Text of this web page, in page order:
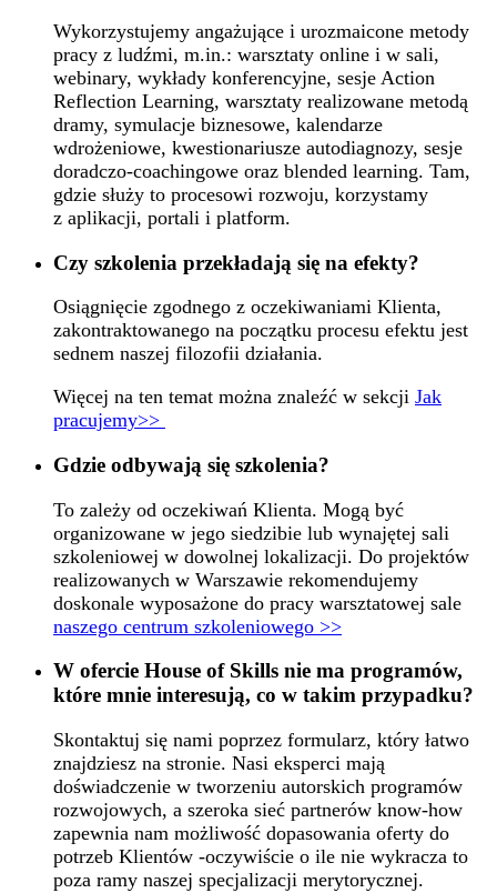
Wykorzystujemy angażujące i urozmaicone metody
pracy z ludźmi, m.in.: warsztaty online i w sali,
webinary, wykłady konferencyjne, sesje Action
Reflection Learning, warsztaty realizowane metodą
dramy, symulacje biznesowe, kalendarze
wdrożeniowe, kwestionariusze autodiagnozy, sesje
doradczo-coachingowe oraz blended learning. Tam,
gdzie służy to procesowi rozwoju, korzystamy
z aplikacji, portali i platform.
Czy szkolenia przekładają się na efekty?
Osiągnięcie zgodnego z oczekiwaniami Klienta,
zakontraktowanego na początku procesu efektu jest
sednem naszej filozofii działania.
Więcej na ten temat można znaleźć w sekcji Jak
pracujemy>>
Gdzie odbywają się szkolenia?
To zależy od oczekiwań Klienta. Mogą być
organizowane w jego siedzibie lub wynajętej sali
szkoleniowej w dowolnej lokalizacji. Do projektów
realizowanych w Warszawie rekomendujemy
doskonale wyposażone do pracy warsztatowej sale
naszego centrum szkoleniowego >>
W ofercie House of Skills nie ma programów,
które mnie interesują, co w takim przypadku?
Skontaktuj się nami poprzez formularz, który łatwo
znajdziesz na stronie. Nasi eksperci mają
doświadczenie w tworzeniu autorskich programów
rozwojowych, a szeroka sieć partnerów know-how
zapewnia nam możliwość dopasowania oferty do
potrzeb Klientów -oczywiście o ile nie wykracza to
poza ramy naszej specjalizacji merytorycznej.